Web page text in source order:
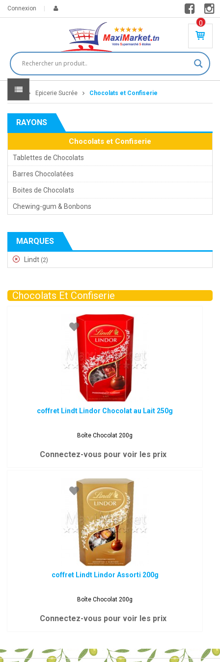
Connexion
0
PR
DU
IT(
S)
DT
Home Epicerie Sucrée Chocolats et Confiserie
RAYONS
Chocolats et Confiserie
Tablettes de Chocolats
Barres Chocolatées
Boites de Chocolats
Chewing-gum & Bonbons
MARQUES
Lindt (2)
Chocolats Et Confiserie
coffret Lindt Lindor Chocolat au Lait 250g
Boîte Chocolat 200g
Connectez-vous pour voir les prix
coffret Lindt Lindor Assorti 200g
Boîte Chocolat 200g
Connectez-vous pour voir les prix